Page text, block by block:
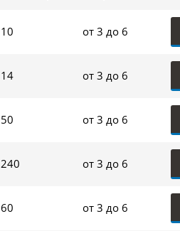
10 от 3 до 6
14 от 3 до 6
50 от 3 до 6
240 от 3 до 6
60 от 3 до 6